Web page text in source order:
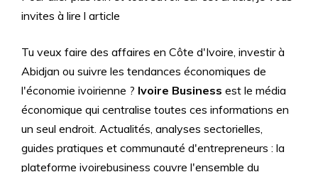
invites à lire l article
Tu veux faire des affaires en Côte d'Ivoire, investir à
Abidjan ou suivre les tendances économiques de
l'économie ivoirienne ? Ivoire Business est le média
économique qui centralise toutes ces informations en
un seul endroit. Actualités, analyses sectorielles,
guides pratiques et communauté d'entrepreneurs : la
plateforme ivoirebusiness couvre l'ensemble du